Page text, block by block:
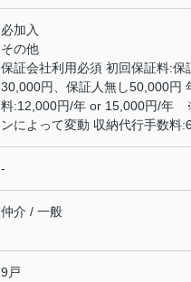
必加入
その他
保証会社利用必須 初回保証料:保
30,000円、保証人無し50,000円
料:12,000円/年 or 15,000円/年
ンによって変動 収納代行手数料
-
仲介 / 一般
9戸